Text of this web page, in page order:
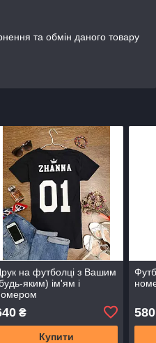
та обмін даного товару
на футболці з Вашим
яким) ім'ям і
₴
Купити
580